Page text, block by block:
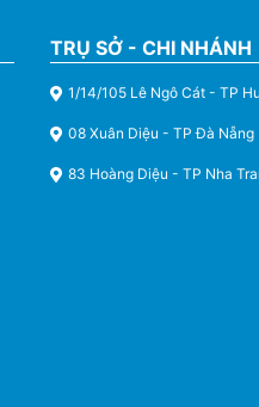
TRỤ SỞ - CHI NHÁNH
1/14/105 Lê Ngô Cát - TP
08 Xuân Diệu - TP Đà Nẵng
83 Hoàng Diệu - TP Nha